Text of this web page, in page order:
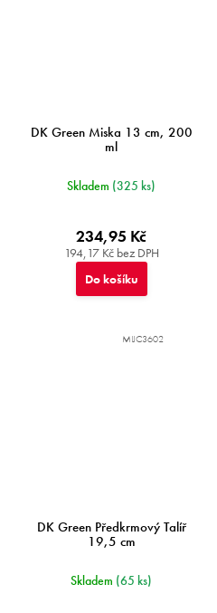
DK Green Miska 13 cm, 200
ml
Skladem (325 ks)
194,17 Kč bez DPH
234,95 Kč
Do košíku
DK Green Předkrmový Talíř
19,5 cm
Skladem (65 ks)
MIJC3602